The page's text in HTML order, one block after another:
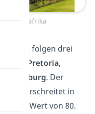
Südafrika
2 bis 4 folgen drei
Pretoria,
. Der
überschreitet in
den Wert von 80.